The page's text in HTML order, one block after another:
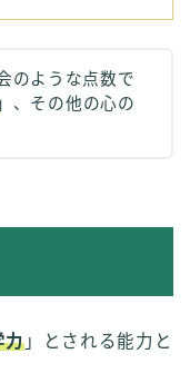
のような点数で
」、その他の心の
力」とされる能力と